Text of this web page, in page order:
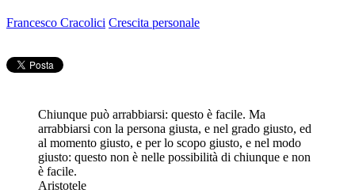
Francesco Cracolici Crescita personale
Chiunque può arrabbiarsi: questo è facile. Ma
arrabbiarsi con la persona giusta, e nel grado giusto, ed
al momento giusto, e per lo scopo giusto, e nel modo
giusto: questo non è nelle possibilità di chiunque e non
è facile.
Aristotele